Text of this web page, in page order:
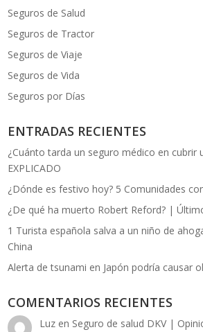
Seguros de Salud
Seguros de Tractor
Seguros de Viaje
Seguros de Vida
Seguros por Días
ENTRADAS RECIENTES
¿Cuánto tarda un seguro médico en cubrir
EXPLICADO
¿Dónde es festivo hoy? 5 Comunidades
¿De qué ha muerto Robert Reford? |
1 Turista española salva a un niño de
China
Alerta de tsunami en Japón podría causar
COMENTARIOS RECIENTES
Luzen Seguro de salud DKV |